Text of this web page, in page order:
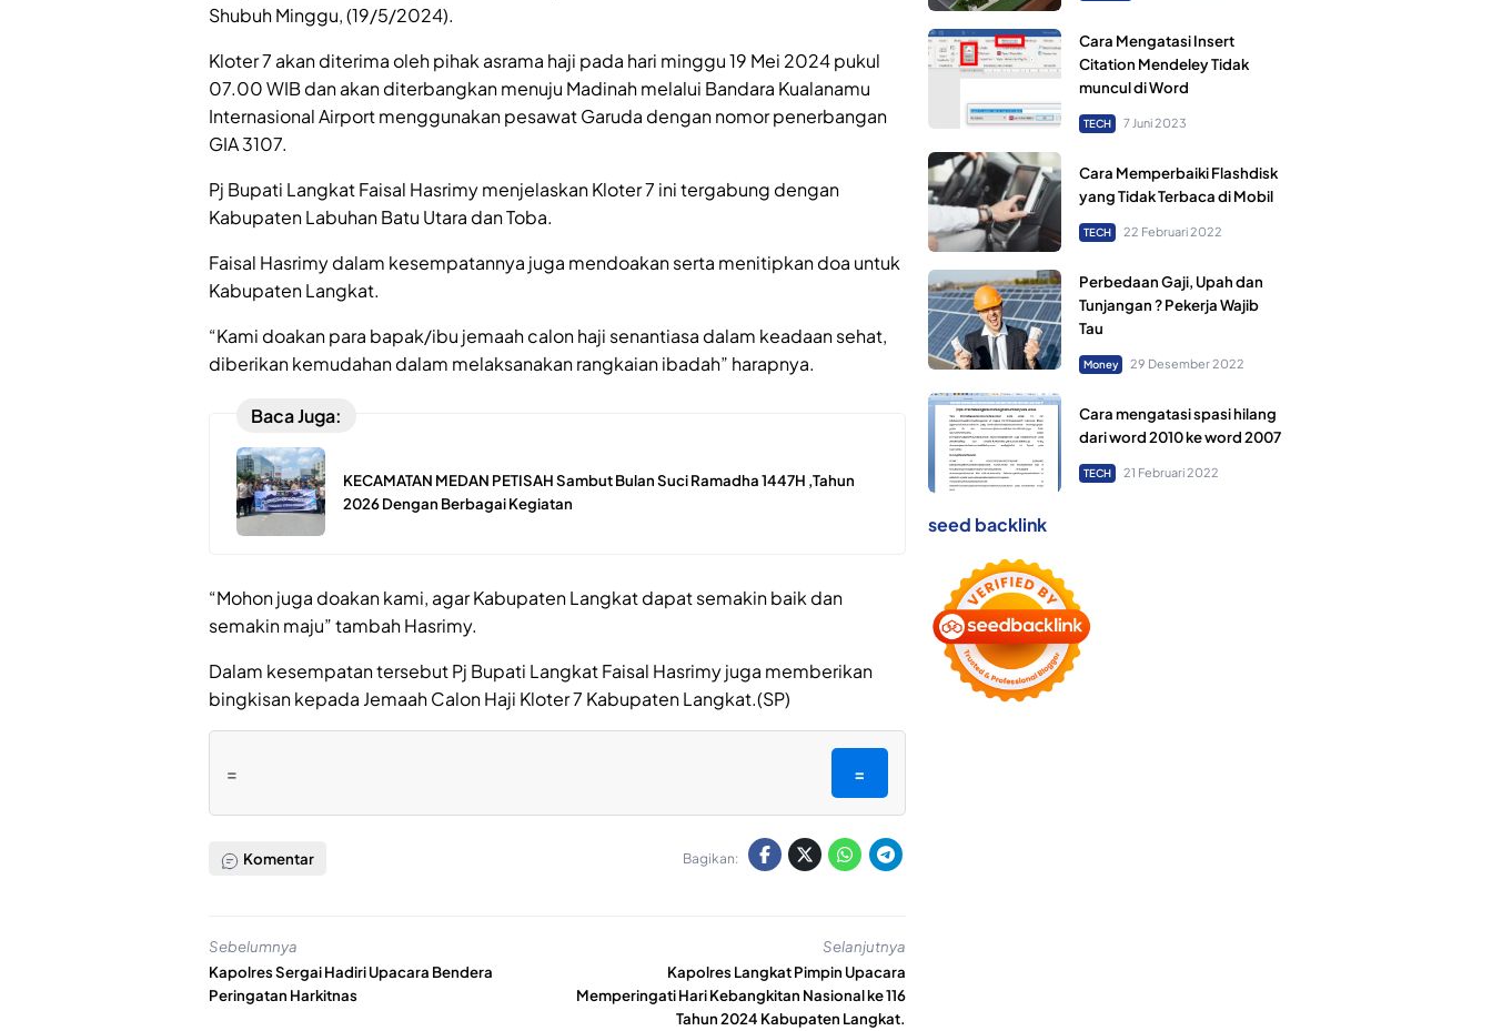
Shubuh Minggu, (19/5/2024).
Kloter 7 akan diterima oleh pihak asrama haji pada hari minggu 19 Mei 2024 pukul
07.00 WIB dan akan diterbangkan menuju Madinah melalui Bandara Kualanamu
Internasional Airport menggunakan pesawat Garuda dengan nomor penerbangan
GIA 3107.
Pj Bupati Langkat Faisal Hasrimy menjelaskan Kloter 7 ini tergabung dengan
Kabupaten Labuhan Batu Utara dan Toba.
Faisal Hasrimy dalam kesempatannya juga mendoakan serta menitipkan doa untuk
Kabupaten Langkat.
“Kami doakan para bapak/ibu jemaah calon haji senantiasa dalam keadaan sehat,
diberikan kemudahan dalam melaksanakan rangkaian ibadah” harapnya.
Baca Juga:
KECAMATAN MEDAN PETISAH Sambut Bulan Suci Ramadha 1447H ,Tahun
2026 Dengan Berbagai Kegiatan
“Mohon juga doakan kami, agar Kabupaten Langkat dapat semakin baik dan
semakin maju” tambah Hasrimy.
Dalam kesempatan tersebut Pj Bupati Langkat Faisal Hasrimy juga memberikan
bingkisan kepada Jemaah Calon Haji Kloter 7 Kabupaten Langkat.(SP)
= =
Komentar Bagikan:
Sebelumnya
Kapolres Sergai Hadiri Upacara Bendera
Peringatan Harkitnas
Selanjutnya
Kapolres Langkat Pimpin Upacara
Memperingati Hari Kebangkitan Nasional ke 116
Tahun 2024 Kabupaten Langkat.
Cara Mengatasi Insert
Citation Mendeley Tidak
muncul di Word
TECH 7 Juni 2023
Cara Memperbaiki Flashdisk
yang Tidak Terbaca di Mobil
TECH 22 Februari 2022
Perbedaan Gaji, Upah dan
Tunjangan ? Pekerja Wajib
Tau
Money 29 Desember 2022
Cara mengatasi spasi hilang
dari word 2010 ke word 2007
TECH 21 Februari 2022
seed backlink